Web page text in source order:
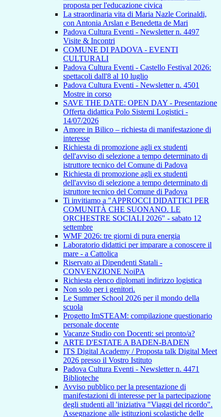
proposta per l'educazione civica
La straordinaria vita di Maria Nazle Corinaldi,
con Antonia Arslan e Benedetta de Mari
Padova Cultura Eventi - Newsletter n. 4497
Visite & Incontri
COMUNE DI PADOVA - EVENTI
CULTURALI
Padova Cultura Eventi - Castello Festival 2026:
spettacoli dall'8 al 10 luglio
Padova Cultura Eventi - Newsletter n. 4501
Mostre in corso
SAVE THE DATE: OPEN DAY - Presentazione
Offerta didattica Polo Sistemi Logistici -
14/07/2026
Amore in Bilico – richiesta di manifestazione di
interesse
Richiesta di promozione agli ex studenti
dell'avviso di selezione a tempo determinato di
istruttore tecnico del Comune di Padova
Richiesta di promozione agli ex studenti
dell'avviso di selezione a tempo determinato di
istruttore tecnico del Comune di Padova
Ti invitiamo a "APPROCCI DIDATTICI PER
COMUNITÀ CHE SUONANO. LE
ORCHESTRE SOCIALI 2026" - sabato 12
settembre
WMF 2026: tre giorni di pura energia
Laboratorio didattici per imparare a conoscere il
mare - a Cattolica
Riservato ai Dipendenti Statali -
CONVENZIONE NoiPA
Richiesta elenco diplomati indirizzo logistica
Non solo per i genitori.
Le Summer School 2026 per il mondo della
scuola
Progetto ImSTEAM: compilazione questionario
personale docente
Vacanze Studio con Docenti: sei pronto/a?
ARTE D'ESTATE A BADEN-BADEN
ITS Digital Academy / Proposta talk Digital Meet
2026 presso il Vostro Istituto
Padova Cultura Eventi - Newsletter n. 4471
Biblioteche
Avviso pubblico per la presentazione di
manifestazioni di interesse per la partecipazione
degli studenti all 'iniziativa "Viaggi del ricordo".
Assegnazione alle istituzioni scolastiche delle